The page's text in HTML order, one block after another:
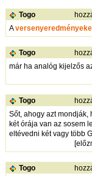
Togo
A
Togo
már ha analóg kijelzős
Togo
Sőt, ahogy azt mondják,
két órája van az sosem
eltévedni két vagy több
[
Togo